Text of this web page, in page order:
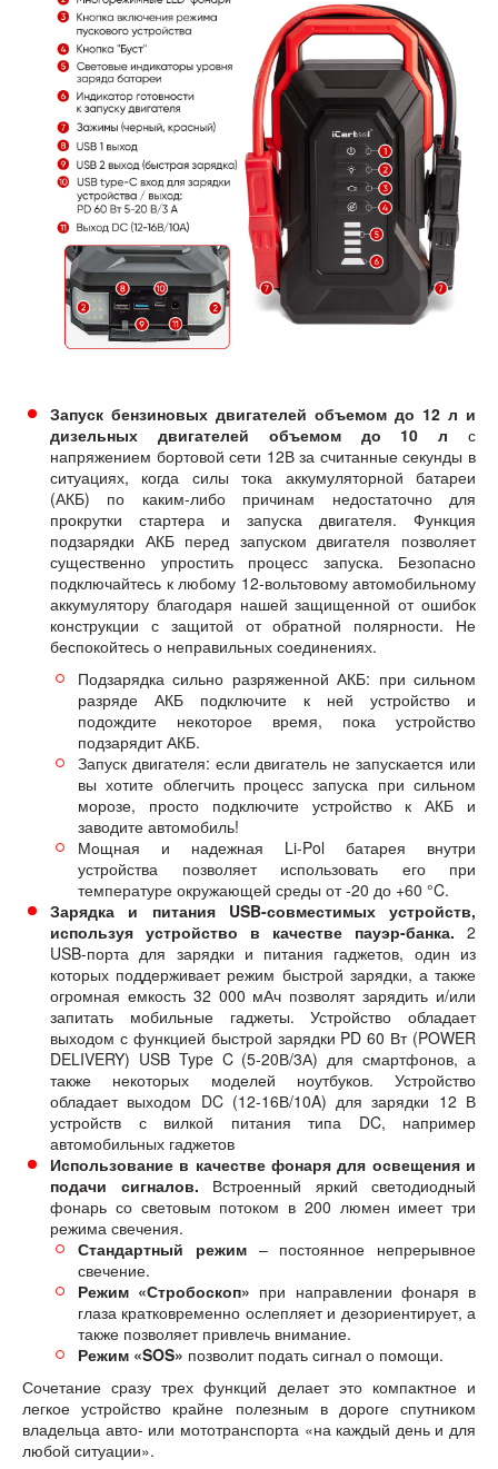
Запуск бензиновых двигателей объемом до 12 л и
дизельных двигателей объемом до 10 л
с
напряжением бортовой сети 12В за считанные секунды в
ситуациях, когда силы тока аккумуляторной батареи
(АКБ) по каким-либо причинам недостаточно для
прокрутки стартера и запуска двигателя. Функция
подзарядки АКБ перед запуском двигателя позволяет
существенно упростить процесс запуска. Безопасно
подключайтесь к любому 12-вольтовому автомобильному
аккумулятору благодаря нашей защищенной от ошибок
конструкции с защитой от обратной полярности. Не
беспокойтесь о неправильных соединениях.
Подзарядка сильно разряженной АКБ: при сильном
разряде АКБ подключите к ней устройство и
подождите некоторое время, пока устройство
подзарядит АКБ.
Запуск двигателя: если двигатель не запускается или
вы хотите облегчить процесс запуска при сильном
морозе, просто подключите устройство к АКБ и
заводите автомобиль!
Мощная и надежная Li-Pol батарея внутри
устройства позволяет использовать его при
температуре окружающей среды от -20 до +60 °C.
Зарядка и питания USB-совместимых устройств,
используя устройство в качестве пауэр-банка. 2
USB-порта для зарядки и питания гаджетов, один из
которых поддерживает режим быстрой зарядки, а также
огромная емкость 32 000 мАч позволят зарядить и/или
запитать мобильные гаджеты. Устройство обладает
выходом с функцией быстрой зарядки PD 60 Вт (POWER
DELIVERY) USB Type C (5-20В/3А) для смартфонов, а
также некоторых моделей ноутбуков. Устройство
обладает выходом DC (12-16В/10A) для зарядки 12 В
устройств с вилкой питания типа DC, например
автомобильных гаджетов
Использование в качестве фонаря для освещения и
подачи сигналов. Встроенный яркий светодиодный
фонарь со световым потоком в 200 люмен имеет три
режима свечения.
Стандартный режим– постоянное непрерывное
свечение.
Режим «Стробоскоп» при направлении фонаря в
глаза кратковременно ослепляет и дезориентирует, а
также позволяет привлечь внимание.
Режим «SOS» позволит подать сигнал о помощи.
Сочетание сразу трех функций делает это компактное и
легкое устройство крайне полезным в дороге спутником
владельца авто- или мототранспорта «на каждый день и для
любой ситуации».